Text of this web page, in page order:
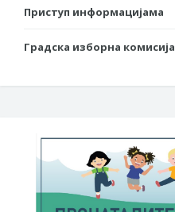
Приступ информацијама
Градска изборна комисија